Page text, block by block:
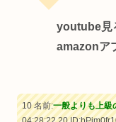
youtube見
amazonア
10 名前:一般よりも上級